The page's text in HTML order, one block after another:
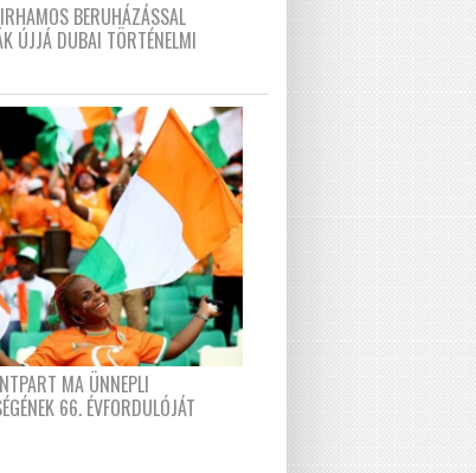
BERUHÁZÁSSAL
ÚJJÁ DUBAI TÖRTÉNELMI
MA ÜNNEPLI
66. ÉVFORDULÓJÁT